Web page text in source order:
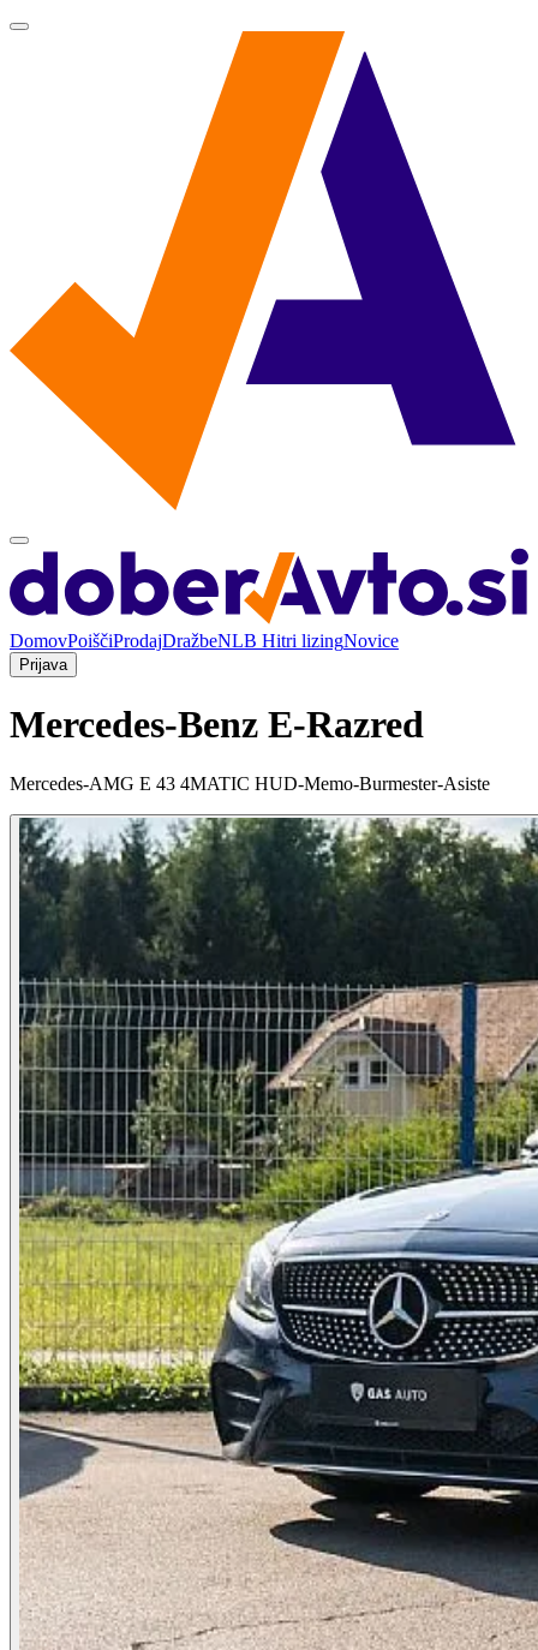
DomovPoiščiProdajDražbeNLB Hitri lizingNovice
Prijava
Mercedes-Benz E-Razred
Mercedes-AMG E 43 4MATIC HUD-Memo-Burmester-Asiste